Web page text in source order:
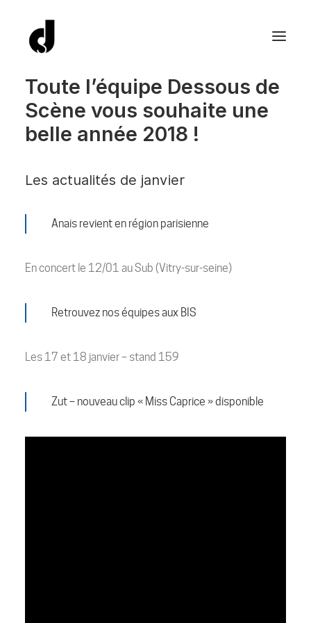
Toute l’équipe Dessous de
Scène vous souhaite une
belle année 2018 !
Les actualités de janvier
Anais revient en région parisienne
En concert le 12/01 au Sub (Vitry-sur-seine)
Retrouvez nos équipes aux BIS
Les 17 et 18 janvier – stand 159
Zut – nouveau clip « Miss Caprice » disponible